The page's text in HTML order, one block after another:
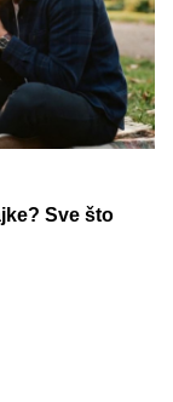
32
na fakultetu,
bavi pored